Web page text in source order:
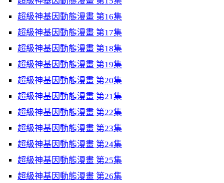
超級神基因動態漫畫 第16集
超級神基因動態漫畫 第17集
超級神基因動態漫畫 第18集
超級神基因動態漫畫 第19集
超級神基因動態漫畫 第20集
超級神基因動態漫畫 第21集
超級神基因動態漫畫 第22集
超級神基因動態漫畫 第23集
超級神基因動態漫畫 第24集
超級神基因動態漫畫 第25集
超級神基因動態漫畫 第26集